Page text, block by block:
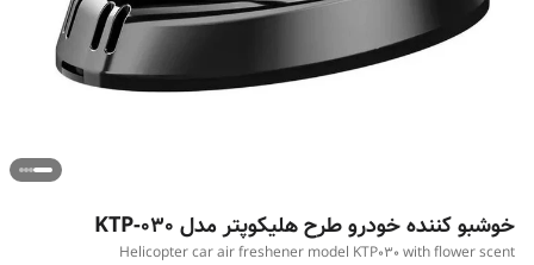
خوشبو کننده خودرو طرح هلیکوپتر مدل KTP-030
Helicopter car air freshener model KTP030 with flower scent